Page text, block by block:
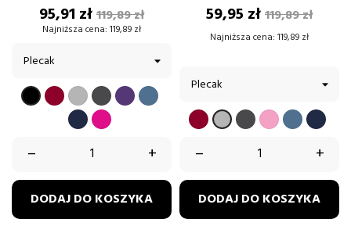
Cena
95,91 złCena
podstawowa
119,89 zł
Najniższa cena: 119,89 zł
CZARNYBORDOWY
SZARYGRAFITFIOLETOWY
BŁĘKITNY
GRANATOWY
FUKSJA
– +
DODAJ DO KOSZYKA
Cena
59,95 złCena
119,89 zł
Najniższa cena: 119,89 zł
BORDOWY
SZARYGRAFITPUDROWY
BŁĘKITNY
– +
DODAJ DO KOSZYKA